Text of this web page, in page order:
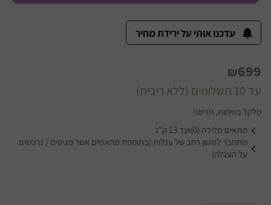
עדכנו אותי על ירידת מחיר
₪699
עד 10 תשלומים (ללא ריבית)
סלקל בטיחות, חדשני
מתאים מלידה (0)ועד 13 ק"ג
מתחבר למגוון רחב של עגלות (בתוספת מתאמים אשר מגיעים / נרכשים
על העגלה)